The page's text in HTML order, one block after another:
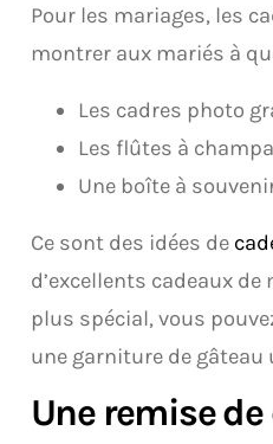
Pour les mariages, les
montrer aux mariés à
Les cadres photo
Les flûtes à
Une boîte à
Ce sont des idées de
d’excellents cadeaux
plus spécial, vous
une garniture de
Une remise